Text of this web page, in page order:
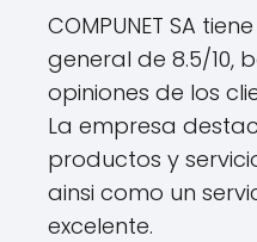
COMPUNET SA
general de 8.5/10,
opiniones de los
La empresa
productos y
ainsi como un
excelente.